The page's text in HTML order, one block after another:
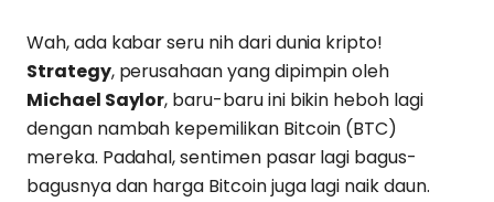
Wah, ada kabar seru nih dari dunia kripto!
Strategy, perusahaan yang dipimpin oleh
Michael Saylor, baru-baru ini bikin heboh lagi
dengan nambah kepemilikan Bitcoin (BTC)
mereka. Padahal, sentimen pasar lagi bagus-
bagusnya dan harga Bitcoin juga lagi naik daun.